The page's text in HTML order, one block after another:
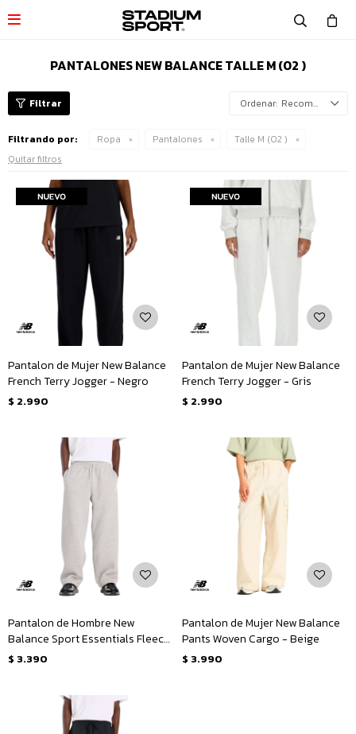

PANTALONES NEW BALANCE TALLE M (02 )
Recomendados
Filtrando por: Ropa Pantalones
Talle M (02 )
Quitar filtros
Pantalon de Mujer New Balance
French Terry Jogger - Negro
$ 2.990
Pantalon de Mujer New Balance
French Terry Jogger - Gris
$ 2.990
Pantalon de Hombre New
Balance Sport Essentials Fleece
- Gris
$ 3.390
Pantalon de Mujer New Balance
Pants Woven Cargo - Beige
$ 3.990